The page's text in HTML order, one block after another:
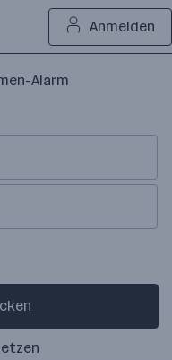
Anmelden
Alarm